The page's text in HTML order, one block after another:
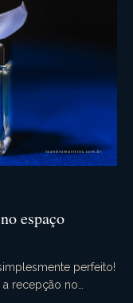
espaço
perfeito!
a recepção no